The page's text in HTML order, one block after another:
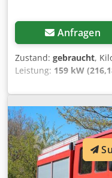
Anfragen
Zustand: gebraucht,
Leistung: 159 kW
,
Ladegewicht:8.160 kg,
Konfiguration:6x4,
Motorbremsung,
mechanisch,
Sitzplätze:3,
2.876 h, Ausstattung:
Hand * Kommunaler